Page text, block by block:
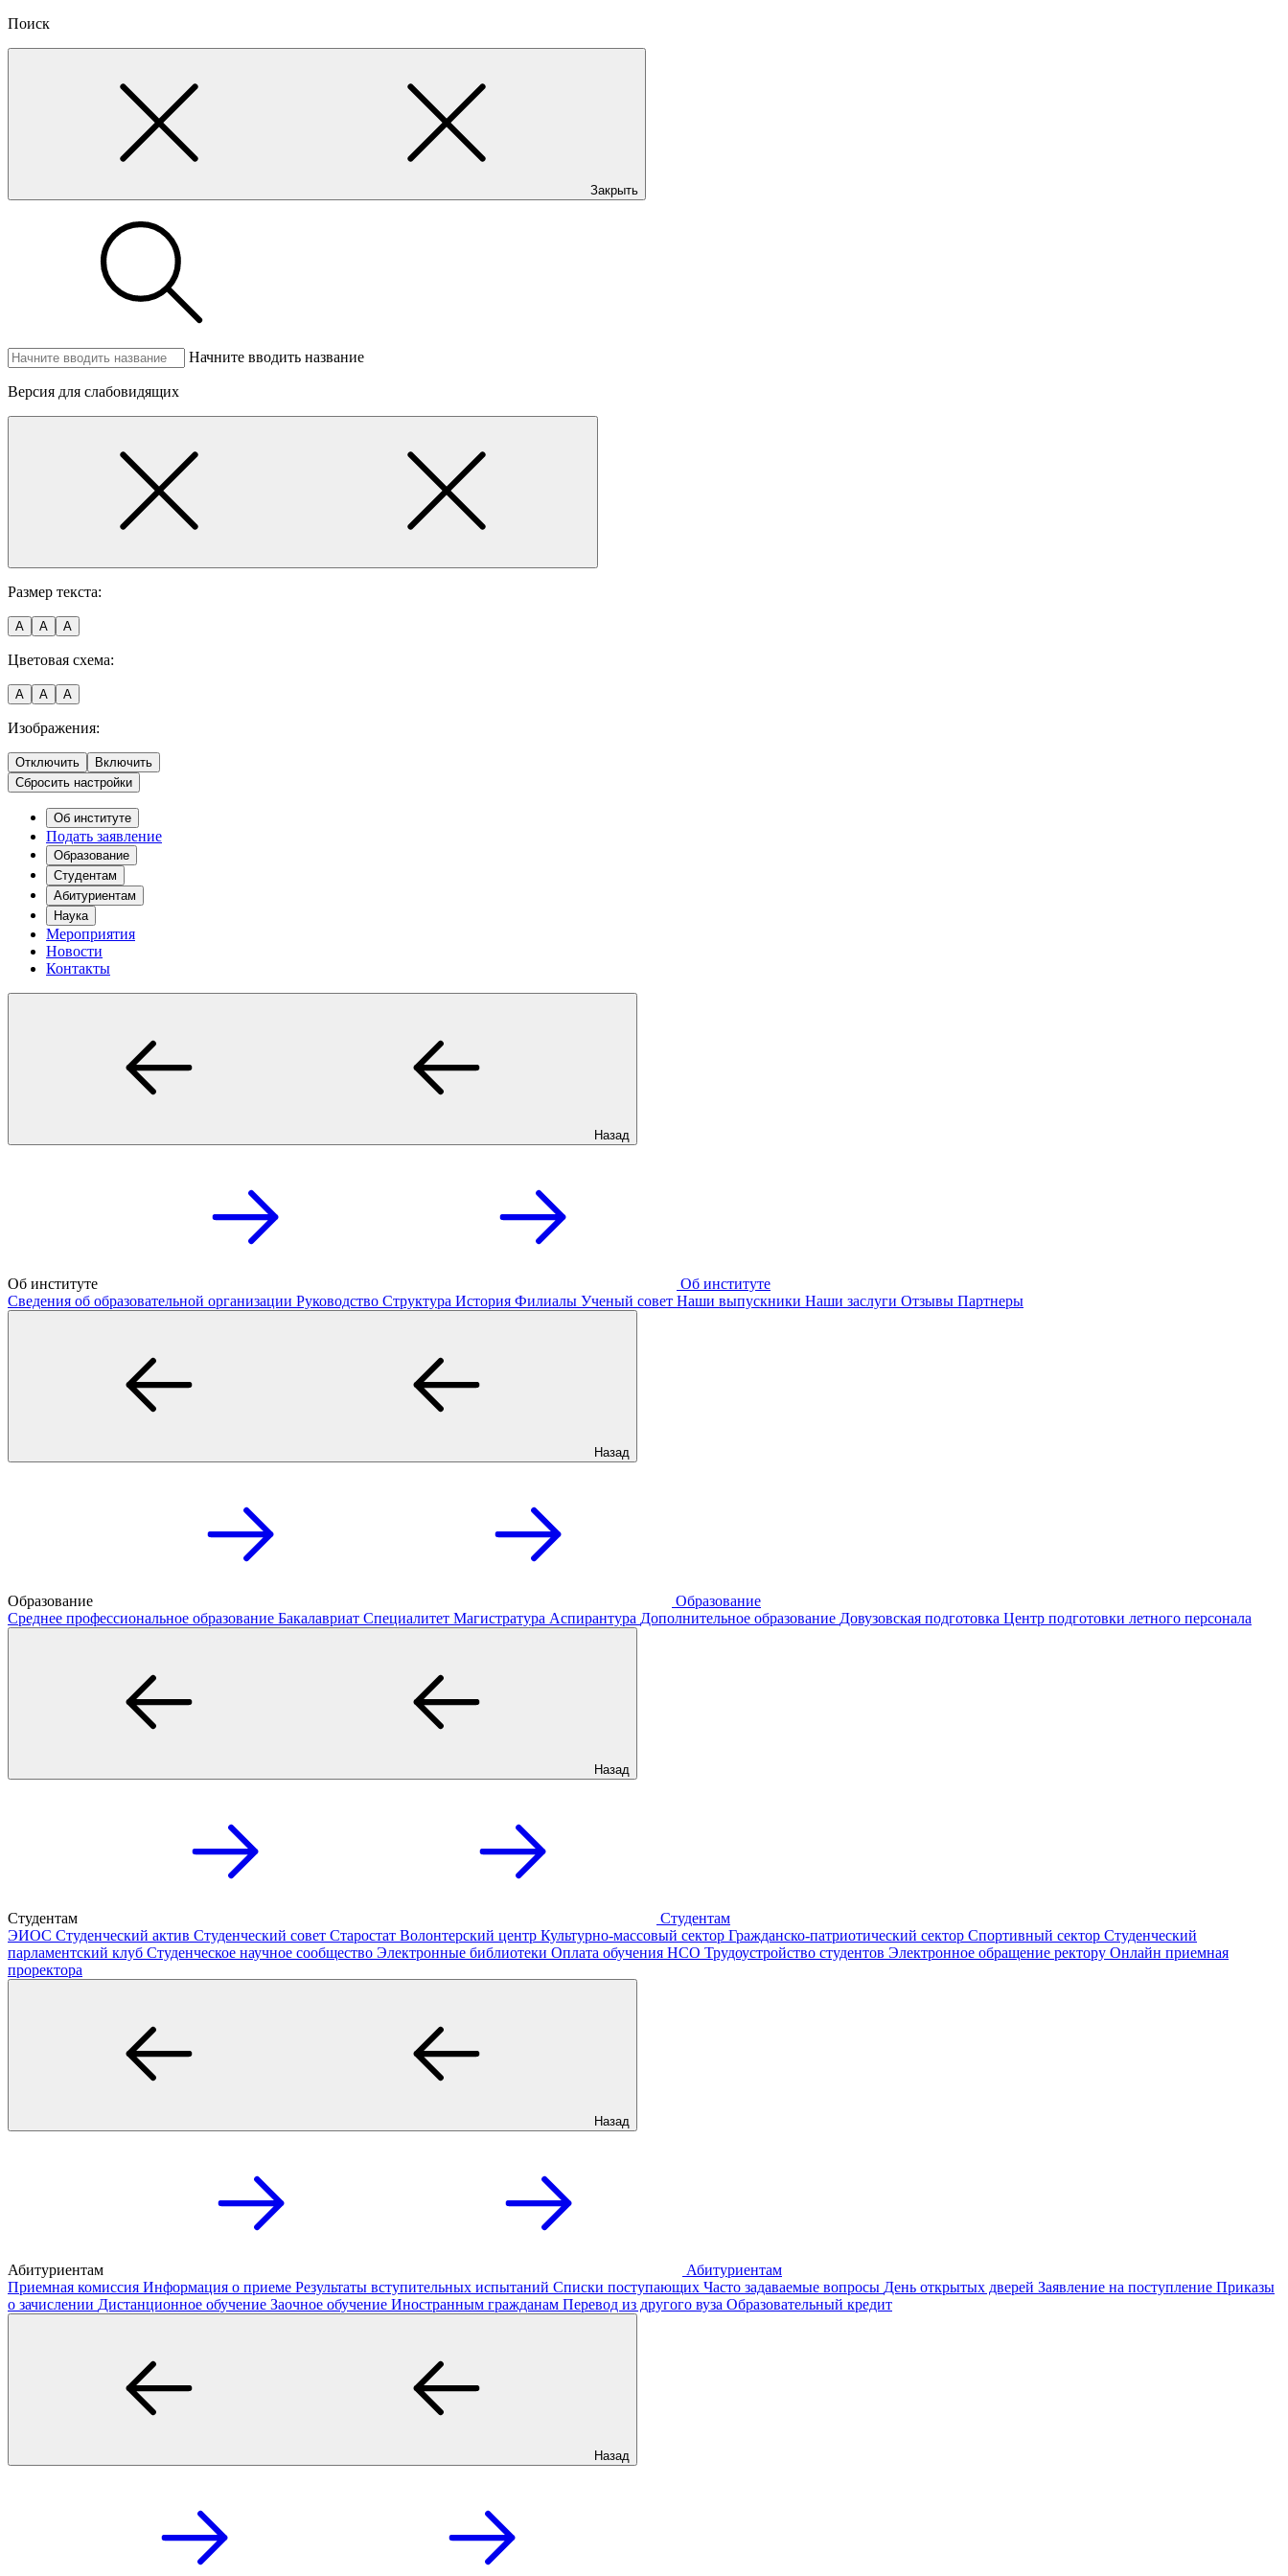
Поиск
Закрыть
Начните вводить название
Версия для слабовидящих
Размер текста:
A A A
Цветовая схема:
A A A
Изображения:
Отключить
Включить
Сбросить настройки
Об институте
Подать заявление
Образование
Студентам
Абитуриентам
Наука
Мероприятия
Новости
Контакты
Назад
Об институте
Об институте
Сведения об образовательной организации Руководство Структура История Филиалы Ученый совет Наши выпускники Наши заслуги Отзывы Партнеры
Назад
Образование
Образование
Среднее профессиональное образование Бакалавриат Специалитет Магистратура Аспирантура Дополнительное образование Довузовская подготовка Центр подготовки летного персонала
Назад
Студентам
Студентам
ЭИОС Студенческий актив Студенческий совет Старостат Волонтерский центр Культурно-массовый сектор Гражданско-патриотический сектор Спортивный сектор Студенческий
парламентский клуб Студенческое научное сообщество Электронные библиотеки Оплата обучения НСО Трудоустройство студентов Электронное обращение ректору Онлайн приемная
проректора
Назад
Абитуриентам
Абитуриентам
Приемная комиссия Информация о приеме Результаты вступительных испытаний Списки поступающих Часто задаваемые вопросы День открытых дверей Заявление на поступление Приказы
о зачислении Дистанционное обучение Заочное обучение Иностранным гражданам Перевод из другого вуза Образовательный кредит
Назад